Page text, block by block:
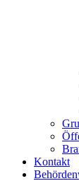
Kontakt